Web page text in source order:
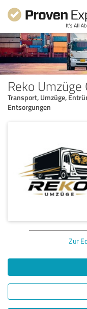
Reko Umzüge
Transport, Umzüge,
Entsorgungen
Zur